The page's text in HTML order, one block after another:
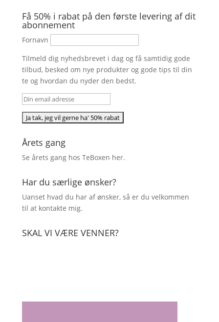
Få 50% i rabat på den første levering af dit
abonnement
Fornavn
Tilmeld dig nyhedsbrevet i dag og få samtidig gode
tilbud, besked om nye produkter og gode tips til din
te og hvordan du nyder den bedst.
Årets gang
Se årets gang hos TeBoxen her.
Har du særlige ønsker?
Uanset hvad du har af ønsker, så er du velkommen
til at kontakte mig.
SKAL VI VÆRE VENNER?